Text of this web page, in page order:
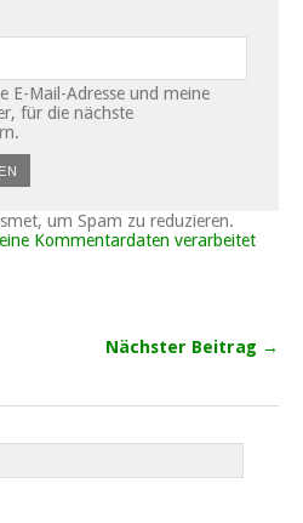
E-Mail-Adresse und meine
für die nächste
um Spam zu reduzieren.
Kommentardaten verarbeitet
Nächster Beitrag →